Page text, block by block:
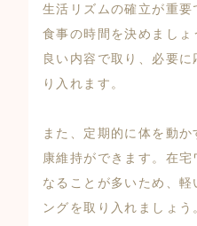
生活リズムの確立が重
食事の時間を決めまし
良い内容で取り、必要
り入れます。
また、定期的に体を動
康維持ができます。在
なることが多いため、
ングを取り入れましょう